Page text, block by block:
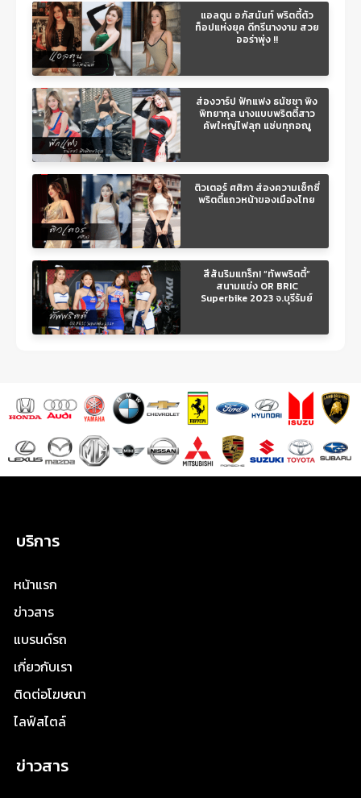
แอลตูน อภัสนันท์ พริตตี้ตัว
ท็อปแห่งยุค ดีกรีนางงาม สวย
ออร่าพุ่ง !!
ส่องวาร์ป ฟักแฟง ธนัชชา พิง
พิทยากุล นางแบบพริตตี้สาว
คัพใหญ่ไฟลุก แซ่บทุกอณู
ติวเตอร์ ศศิภา ส่องความเซ็กซี่
พริตตี้แถวหน้าของเมืองไทย
สีสันริมแทร็ก! “ทัพพริตตี้”
สนามแข่ง OR BRIC
Superbike 2023 จ.บุรีรัมย์
บริการ
หน้าแรก
ข่าวสาร
แบรนด์รถ
เกี่ยวกับเรา
ติดต่อโฆษณา
ไลฟ์สไตล์
ข่าวสาร